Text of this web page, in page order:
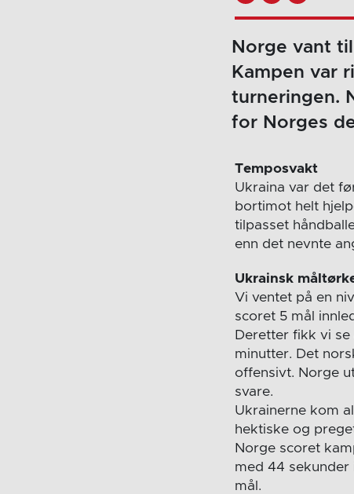
Norge vant
Kampen var
turneringen.
for Norges
Temposvakt
Ukraina var det
bortimot helt
tilpasset
enn det nevnte
Ukrainsk
Vi ventet på en
scoret 5 mål
Deretter fikk vi se
minutter. Det
offensivt. Norge
svare.
Ukrainerne kom
hektiske og
Norge scoret
med 44 sekunder
mål.